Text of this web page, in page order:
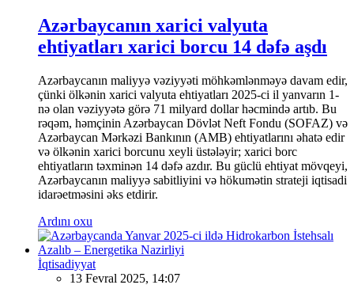
Azərbaycanın xarici valyuta
ehtiyatları xarici borcu 14 dəfə aşdı
Azərbaycanın maliyyə vəziyyəti möhkəmlənməyə davam edir,
çünki ölkənin xarici valyuta ehtiyatları 2025-ci il yanvarın 1-
nə olan vəziyyətə görə 71 milyard dollar həcmində artıb. Bu
rəqəm, həmçinin Azərbaycan Dövlət Neft Fondu (SOFAZ) və
Azərbaycan Mərkəzi Bankının (AMB) ehtiyatlarını əhatə edir
və ölkənin xarici borcunu xeyli üstələyir; xarici borc
ehtiyatların təxminən 14 dəfə azdır. Bu güclü ehtiyat mövqeyi,
Azərbaycanın maliyyə sabitliyini və hökumətin strateji iqtisadi
idarəetməsini əks etdirir.
Ardını oxu
İqtisadiyyat
13 Fevral 2025, 14:07